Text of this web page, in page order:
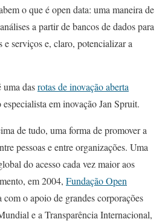
o que é open data: uma maneira de
a partir de bancos de dados para
serviços e, claro, potencializar a
dasrotas de inovação aberta
em inovação Jan Spruit.
de tudo, uma forma de promover a
pessoas e entre organizações. Uma
do acesso cada vez maior aos
em 2004, Fundação Open
com o apoio de grandes corporações
e a Transparência Internacional,